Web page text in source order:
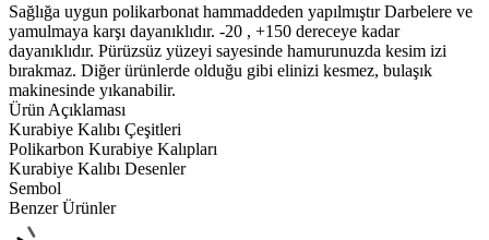
Sağlığa uygun polikarbonat hammaddeden yapılmıştır Darbelere ve
yamulmaya karşı dayanıklıdır. -20 , +150 dereceye kadar
dayanıklıdır. Pürüzsüz yüzeyi sayesinde hamurunuzda kesim izi
bırakmaz. Diğer ürünlerde olduğu gibi elinizi kesmez, bulaşık
makinesinde yıkanabilir.
Ürün Açıklaması
Kurabiye Kalıbı Çeşitleri
Polikarbon Kurabiye Kalıpları
Kurabiye Kalıbı Desenler
Sembol
Benzer Ürünler